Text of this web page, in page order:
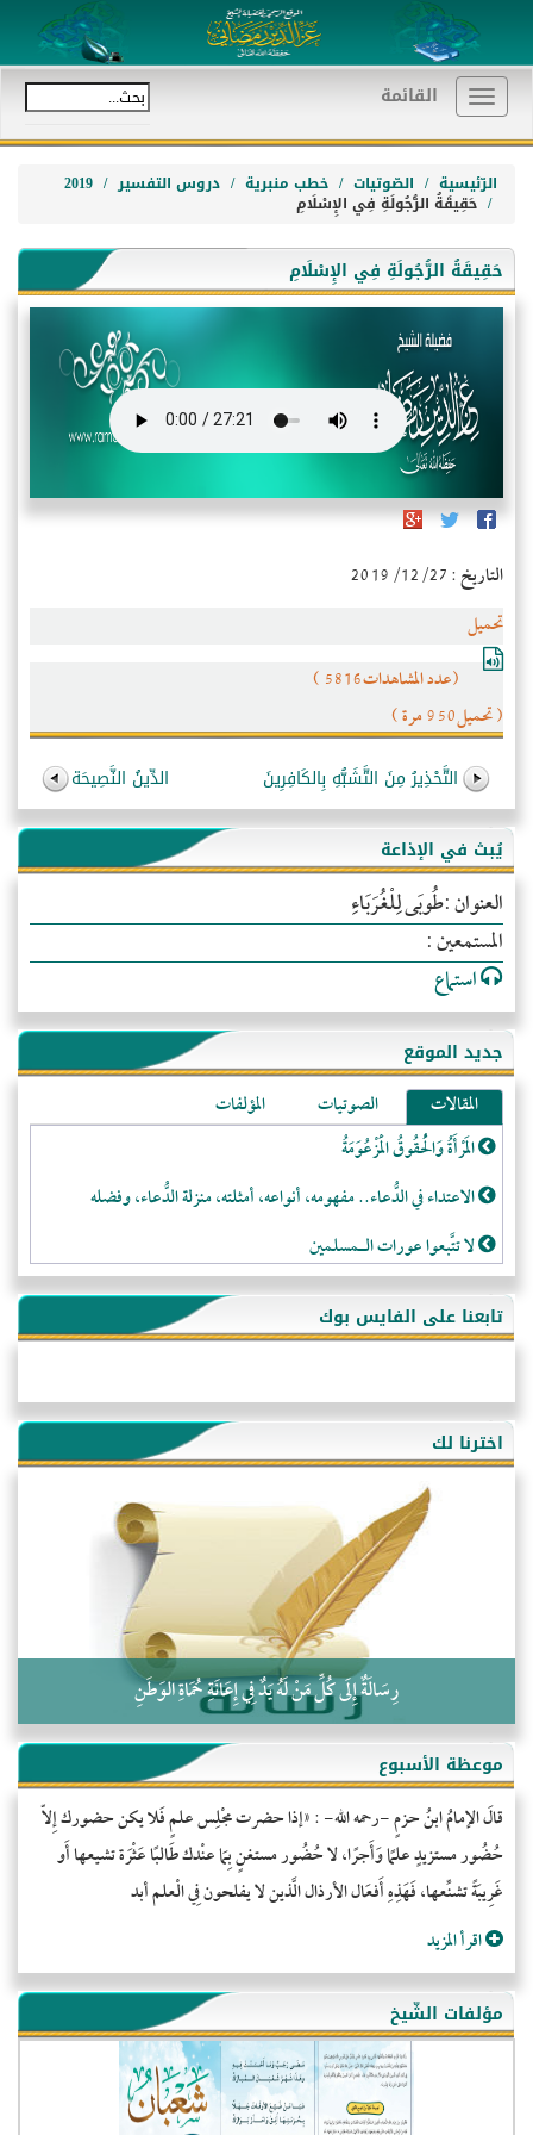
Toggle
navigation
القائمة
الرّئيسية الصّوتيات خطب منبرية دروس التفسير 2019
حَقِيقَةُ الرُّجُولَةِ فِي الإِسْلَامِ
حَقِيقَةُ الرُّجُولَةِ فِي الإِسْلَامِ
التاريخ : 2019/12/27
تحميل
(عدد المشاهدات5816 )
( تحميل950 مرة )
التَّحْذِيرُ مِنَ التَّشَبُّهِ بِالكَافِرِينَ الدِّينُ النَّصِيحَة
يُبث في الإذاعة
العنوان :طُوبَى لِلْغُرَبَاءِ
المستمعين :
استماع
جديد الموقع
المقالات الصوتيات
المؤلفات
المَرْأَةُ وَالْحُقُوقُ الْمَزْعُوَمَةُ
الاعتداء في الدُّعاء.. مفهومه، أنواعه، أمثلته، منزلة الدُّعاء، وفضله
لا تتَّبعوا عورات الـمسلمين
فقه النَّصيحة عند الصَّحابة الكرام رضي الله عنهم
لَا عِزَّةَ إِلَّا بِالإِسْلَامِ
هذه سبيلنا فماذا تنقمون؟!
أُسُـسُ بَـيْـتِ الـمُسْـلِمِ
التَّعْلِيمُ القُرْآنِي
كلمة إلى إخواني السلفيين في الجزائر
تابعنا على الفايس بوك
اخترنا لك
رِسَالَةٌ إِلَى كُلِّ مَنْ لَهُ يَدٌ فِي إِعَانَةِ حُمَاةِ الوَطَنِ
موعظة الأسبوع
قالَ الإمامُ ابنُ حزمٍ -رحمه الله- : «إذا حضرت مجْلِس علمٍ فَلا يكن حضورك إِلاّ
حُضُور مستزيدٍ علمًا وَأَجرًا، لا حُضُور مستغنٍ بِمَا عنْدك طَالبًا عَثْرَة تشيعها أَو
غَرِيبَةً تشنِّعها، فَهَذِهِ أَفعَال الأرذال الَّذين لا يفلحون فِي الْعلم أبد
اقرأ المزيد
مؤلفات الشّيخ